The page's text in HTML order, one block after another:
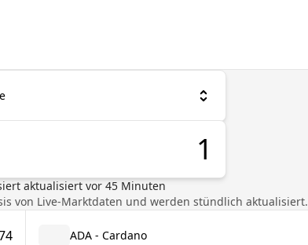
aktualisiert vor 45Minuten
von Live-Marktdaten und werden stündlich aktualisiert.
ADA - Cardano